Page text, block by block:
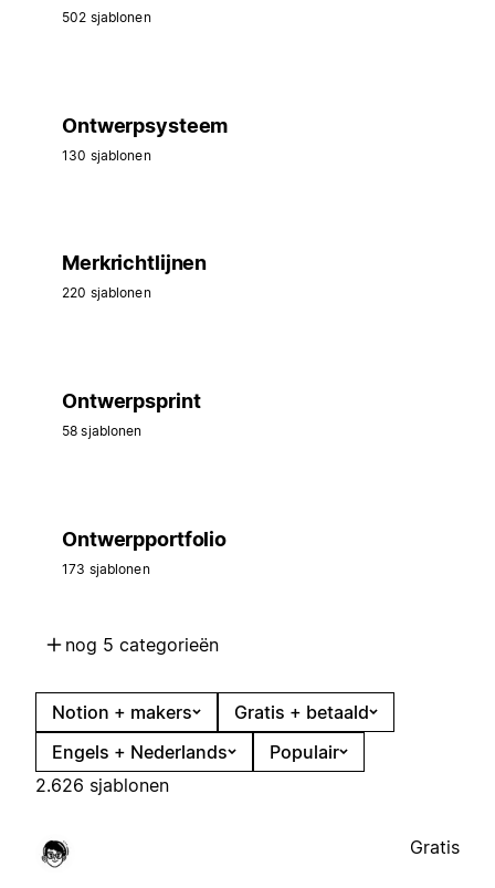
502 sjablonen
Ontwerpsysteem
130 sjablonen
Merkrichtlijnen
220 sjablonen
Ontwerpsprint
58 sjablonen
Ontwerpportfolio
173 sjablonen
nog 5 categorieën
Notion + makers
Gratis + betaald
Engels + Nederlands
Populair
2.626 sjablonen
Gratis